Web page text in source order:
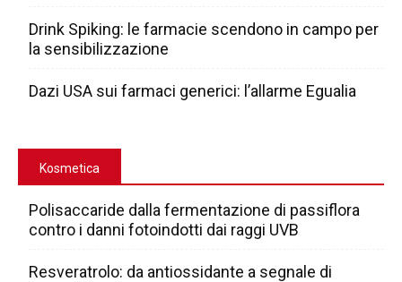
Drink Spiking: le farmacie scendono in campo per
la sensibilizzazione
Dazi USA sui farmaci generici: l’allarme Egualia
Kosmetica
Polisaccaride dalla fermentazione di passiflora
contro i danni fotoindotti dai raggi UVB
Resveratrolo: da antiossidante a segnale di